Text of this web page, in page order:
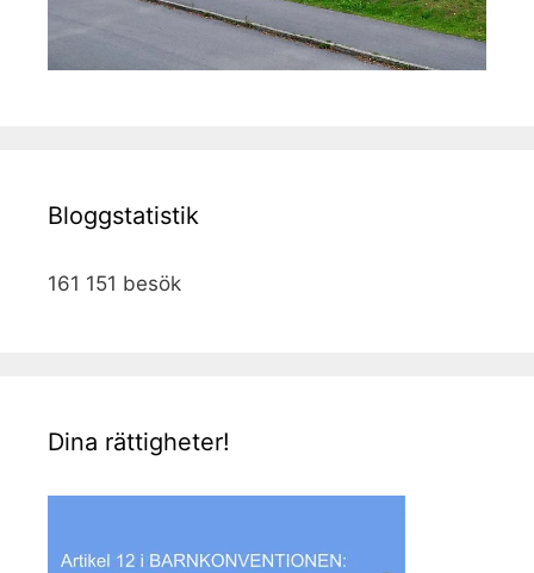
Bloggstatistik
161 151 besök
Dina rättigheter!